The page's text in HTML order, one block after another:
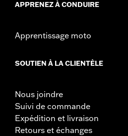
APPRENEZ À CONDUIRE
Apprentissage moto
SOUTIEN À LA CLIENTÈLE
Nous joindre
Suivi de commande
Expédition et livraison
Retours et échanges